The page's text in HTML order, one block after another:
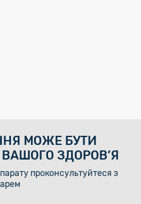
МОЖЕ БУТИ
ЗДОРОВ’Я
проконсультуйтеся з